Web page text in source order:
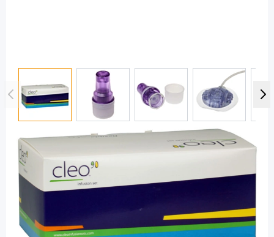
View larger imageView larger imageView larger image
View
Cleo 90 6 mm / 80 cm - Katheter mit
Teflonkanüle / 10 Stück
PZN: 11018954 / Diashop.de Kat.-Nr.
sofort verfügbar
Lieferzeit 1-3 Werktage